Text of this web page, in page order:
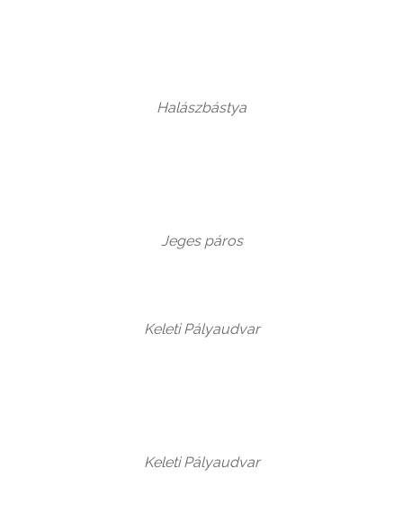
Halászbástya
Jeges páros
Keleti Pályaudvar
Keleti Pályaudvar